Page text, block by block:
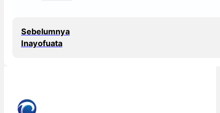
Sebelumnya
Inayofuata